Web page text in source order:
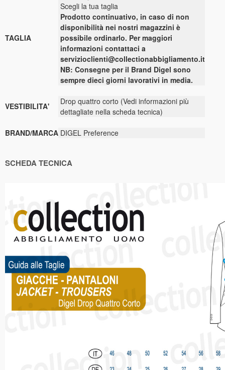
TAGLIA
Scegli la tua taglia
Prodotto continuativo, in caso di non
disponibilità nei nostri magazzini è
possibile ordinarlo. Per maggiori
informazioni contattaci a
servizioclienti@collectionabbigliamento.it
NB: Consegne per il Brand Digel sono
sempre dieci giorni lavorativi in media.
VESTIBILITA'
Drop quattro corto (Vedi informazioni più
dettagliate nella scheda tecnica)
BRAND/MARCA DIGEL Preference
SCHEDA TECNICA